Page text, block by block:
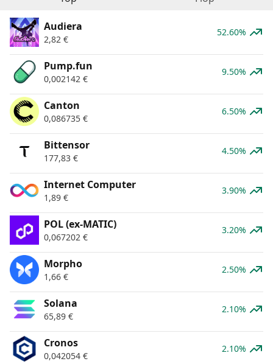
Audiera
2,82 €
52.60%
Pump.fun
0,002142 €
9.50%
Canton
0,086735 €
6.50%
Bittensor
177,83 €
4.50%
Internet Computer
1,89 €
3.90%
POL (ex-MATIC)
0,067202 €
3.20%
Morpho
1,66 €
2.50%
Solana
65,89 €
2.10%
Cronos
0,042054 €
2.10%